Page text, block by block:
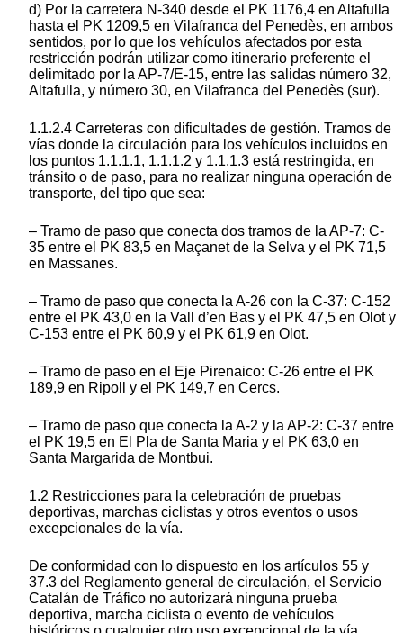
d) Por la carretera N-340 desde el PK 1176,4 en Altafulla
hasta el PK 1209,5 en Vilafranca del Penedès, en ambos
sentidos, por lo que los vehículos afectados por esta
restricción podrán utilizar como itinerario preferente el
delimitado por la AP-7/E-15, entre las salidas número 32,
Altafulla, y número 30, en Vilafranca del Penedès (sur).
1.1.2.4 Carreteras con dificultades de gestión. Tramos de
vías donde la circulación para los vehículos incluidos en
los puntos 1.1.1.1, 1.1.1.2 y 1.1.1.3 está restringida, en
tránsito o de paso, para no realizar ninguna operación de
transporte, del tipo que sea:
– Tramo de paso que conecta dos tramos de la AP-7: C-
35 entre el PK 83,5 en Maçanet de la Selva y el PK 71,5
en Massanes.
– Tramo de paso que conecta la A-26 con la C-37: C-152
entre el PK 43,0 en la Vall d’en Bas y el PK 47,5 en Olot y
C-153 entre el PK 60,9 y el PK 61,9 en Olot.
– Tramo de paso en el Eje Pirenaico: C-26 entre el PK
189,9 en Ripoll y el PK 149,7 en Cercs.
– Tramo de paso que conecta la A-2 y la AP-2: C-37 entre
el PK 19,5 en El Pla de Santa Maria y el PK 63,0 en
Santa Margarida de Montbui.
1.2 Restricciones para la celebración de pruebas
deportivas, marchas ciclistas y otros eventos o usos
excepcionales de la vía.
De conformidad con lo dispuesto en los artículos 55 y
37.3 del Reglamento general de circulación, el Servicio
Catalán de Tráfico no autorizará ninguna prueba
deportiva, marcha ciclista o evento de vehículos